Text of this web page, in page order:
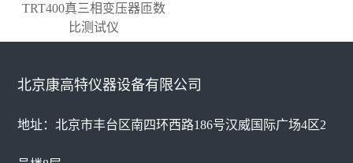
TRT400真三相变压器匝数
比测试仪
北京康高特仪器设备有限公司
地址：北京市丰台区南四环西路186号汉威国际广场4区2